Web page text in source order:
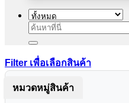
ค้นหา:
Filter เพื่อเลือกสินค้า
หมวดหมู่สินค้า